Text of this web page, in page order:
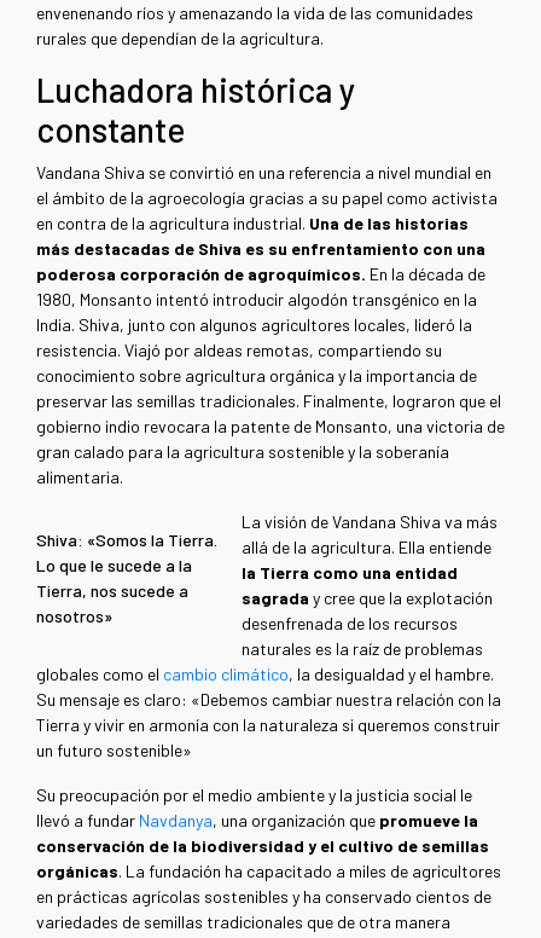
envenenando ríos y amenazando la vida de las comunidades
rurales que dependían de la agricultura.
Luchadora histórica y
constante
Vandana Shiva se convirtió en una referencia a nivel mundial en
el ámbito de la agroecología gracias a su papel como activista
en contra de la agricultura industrial. Una de las historias
más destacadas de Shiva es su enfrentamiento con una
poderosa corporación de agroquímicos. En la década de
1980, Monsanto intentó introducir algodón transgénico en la
India. Shiva, junto con algunos agricultores locales, lideró la
resistencia. Viajó por aldeas remotas, compartiendo su
conocimiento sobre agricultura orgánica y la importancia de
preservar las semillas tradicionales. Finalmente, lograron que el
gobierno indio revocara la patente de Monsanto, una victoria de
gran calado para la agricultura sostenible y la soberanía
alimentaria.
Shiva: «Somos la Tierra.
Lo que le sucede a la
Tierra, nos sucede a
nosotros»
La visión de Vandana Shiva va más
allá de la agricultura. Ella entiende
la Tierra como una entidad
sagrada y cree que la explotación
desenfrenada de los recursos
naturales es la raíz de problemas
globales como el cambio climático, la desigualdad y el hambre.
Su mensaje es claro: «Debemos cambiar nuestra relación con la
Tierra y vivir en armonía con la naturaleza si queremos construir
un futuro sostenible»
Su preocupación por el medio ambiente y la justicia social le
llevó a fundar Navdanya, una organización que promueve la
conservación de la biodiversidad y el cultivo de semillas
orgánicas. La fundación ha capacitado a miles de agricultores
en prácticas agrícolas sostenibles y ha conservado cientos de
variedades de semillas tradicionales que de otra manera